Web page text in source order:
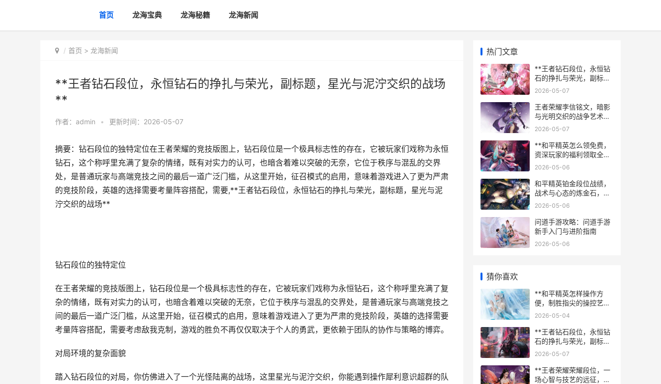
首页 龙海宝典 龙海秘籍 龙海新闻
首页 > 龙海新闻
**王者钻石段位，永恒钻石的挣扎与荣光，副标题，星光与泥泞交织的战场
**
作者： admin • 更新时间：2026-05-07
摘要：钻石段位的独特定位在王者荣耀的竞技版图上，钻石段位是一个极具标志性的存在，它被玩家们戏称为永恒
钻石，这个称呼里充满了复杂的情绪，既有对实力的认可，也暗含着难以突破的无奈，它位于秩序与混乱的交界
处，是普通玩家与高端竞技之间的最后一道广泛门槛，从这里开始，征召模式的启用，意味着游戏进入了更为严肃
的竞技阶段，英雄的选择需要考量阵容搭配，需要,**王者钻石段位，永恒钻石的挣扎与荣光，副标题，星光与泥
泞交织的战场**
钻石段位的独特定位
在王者荣耀的竞技版图上，钻石段位是一个极具标志性的存在，它被玩家们戏称为永恒钻石，这个称呼里充满了复
杂的情绪，既有对实力的认可，也暗含着难以突破的无奈，它位于秩序与混乱的交界处，是普通玩家与高端竞技之
间的最后一道广泛门槛，从这里开始，征召模式的启用，意味着游戏进入了更为严肃的竞技阶段，英雄的选择需要
考量阵容搭配，需要考虑敌我克制，游戏的胜负不再仅仅取决于个人的勇武，更依赖于团队的协作与策略的博弈。
对局环境的复杂面貌
踏入钻石段位的对局，你仿佛进入了一个光怪陆离的战场，这里星光与泥泞交织，你能遇到操作犀利意识超群的队
热门文章
**王者钻石段位，永恒钻
石的挣扎与荣光，副标
题，星光与泥泞交织的战
2026-05-07
王者荣耀李信铭文，暗影
与光明交织的战争艺术，
副标题，一念神魔的符文
2026-05-07
**和平精英怎么领免费，
资深玩家的福利领取全攻
略，副标题，不花钱也能
2026-05-06
和平精英铂金段位战绩，
战术与心态的炼金石，一
个普通玩家的跃迁日记
2026-05-06
问道手游攻略：问道手游
新手入门与进阶指南
2026-05-06
猜你喜欢
**和平精英怎样操作方
便，制胜指尖的操控艺
术，副标题：资深玩家的
2026-05-04
**王者钻石段位，永恒钻
石的挣扎与荣光，副标
题，星光与泥泞交织的战
2026-05-07
**王者荣耀荣耀段位，一
场心智与技艺的远征，副